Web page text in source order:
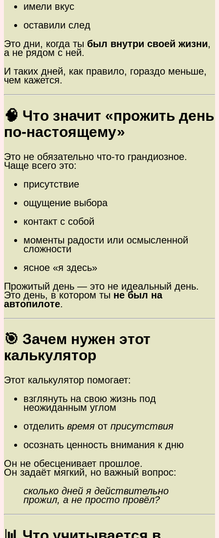
имели вкус
оставили след
Это дни, когда ты был внутри своей жизни,
а не рядом с ней.
И таких дней, как правило, гораздо меньше,
чем кажется.
🧠 Что значит «прожить день
по-настоящему»
Это не обязательно что-то грандиозное.
Чаще всего это:
присутствие
ощущение выбора
контакт с собой
моменты радости или осмысленной
сложности
ясное «я здесь»
Прожитый день — это не идеальный день.
Это день, в котором ты не был на
автопилоте.
🎯 Зачем нужен этот
калькулятор
Этот калькулятор помогает:
взглянуть на свою жизнь под
неожиданным углом
отделить время от присутствия
осознать ценность внимания к дню
Он не обесценивает прошлое.
Он задаёт мягкий, но важный вопрос:
сколько дней я действительно
прожил, а не просто провёл?